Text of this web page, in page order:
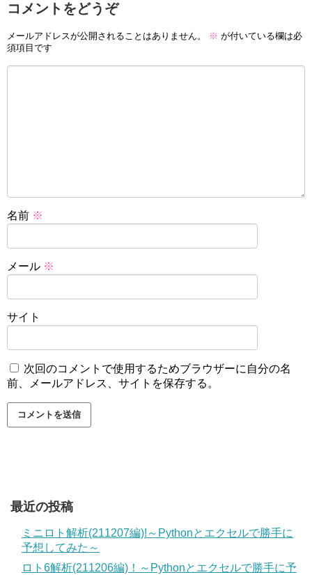
コメントをどうぞ
メールアドレスが公開されることはありません。 ※ が付いている欄は必
須項目です
名前 ※
メール ※
サイト
次回のコメントで使用するためブラウザーに自分の名
前、メールアドレス、サイトを保存する。
最近の投稿
ミニロト解析(211207編)!～Pythonとエクセルで勝手に
予想してみた～
ロト6解析(211206編)！～Pythonとエクセルで勝手に予